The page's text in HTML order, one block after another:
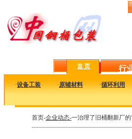
首 页 行
·设备工装 ·原辅材料 ·循环利用
首页-企业动态-一治理了旧桶翻新厂